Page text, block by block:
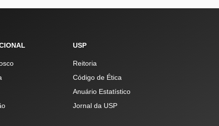
USP
Reitoria
Código de Ética
Anuário Estatístico
Jornal da USP